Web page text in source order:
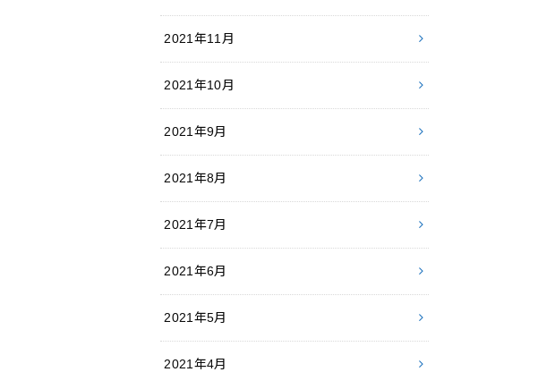
2021年11月
2021年10月
2021年9月
2021年8月
2021年7月
2021年6月
2021年5月
2021年4月